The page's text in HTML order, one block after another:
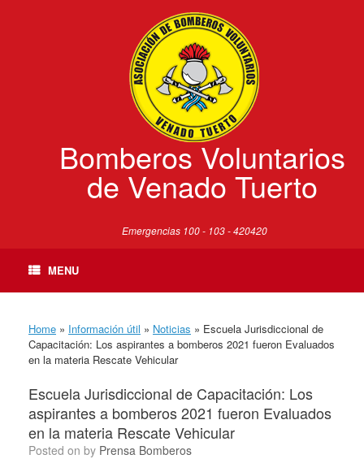
Bomberos Voluntarios
de Venado Tuerto
Emergencias 100 - 103 - 420420
MENU
Home » Información útil » Noticias » Escuela Jurisdiccional de
Capacitación: Los aspirantes a bomberos 2021 fueron Evaluados
en la materia Rescate Vehicular
Escuela Jurisdiccional de Capacitación: Los
aspirantes a bomberos 2021 fueron Evaluados
en la materia Rescate Vehicular
Posted on by Prensa Bomberos